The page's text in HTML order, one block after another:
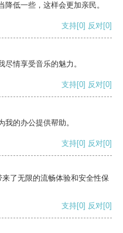
低一些，这样会更加亲民。
支持[0] 反对[0]
情享受音乐的魅力。
支持[0] 反对[0]
的办公提供帮助。
支持[0] 反对[0]
了无限的流畅体验和安全性保
支持[0] 反对[0]